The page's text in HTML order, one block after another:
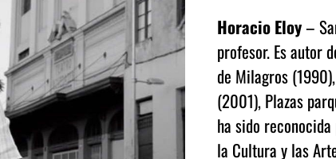
Horacio Eloy–
profesor. Es autor
de Milagros
(2001), Plazas
ha sido
la Cultura y las